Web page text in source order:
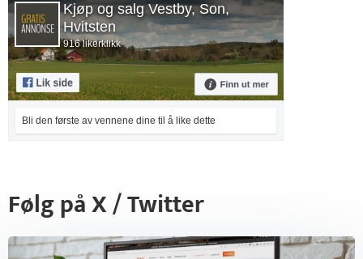
Kjøp og salg Vestby, Son,
Hvitsten
916 likerklikk
Bli den første av vennene dine til å like dette
Følg på X / Twitter